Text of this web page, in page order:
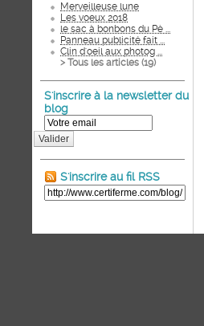
Merveilleuse lune
Les voeux 2018
le sac à bonbons du Pè ...
Panneau publicité fait ...
Clin d'oeil aux photog ...
> Tous les articles (19)
S'inscrire à la newsletter du
blog
Valider
S'inscrire au fil RSS